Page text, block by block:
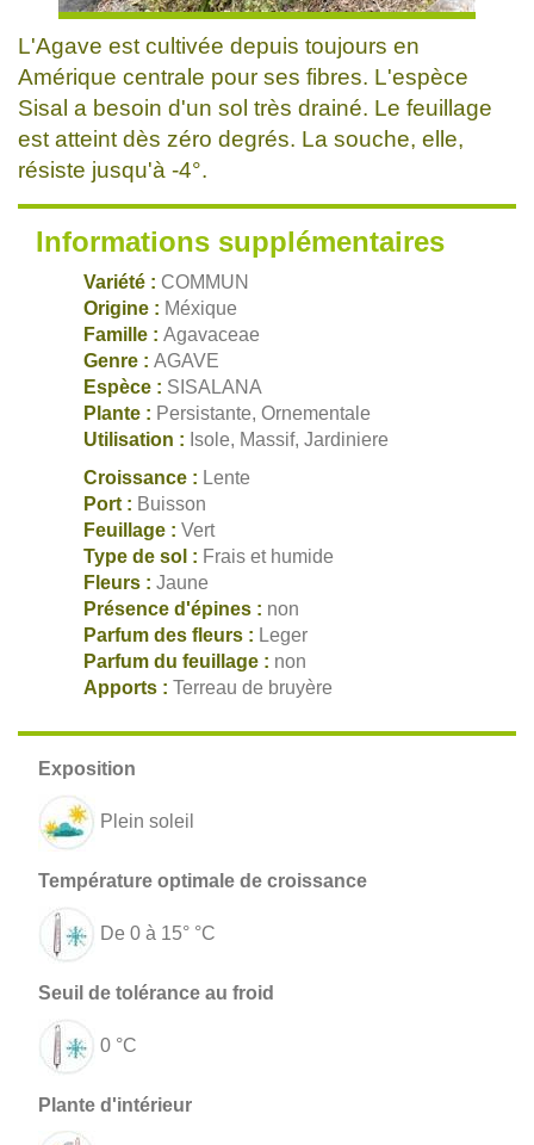
L'Agave est cultivée depuis toujours en
Amérique centrale pour ses fibres. L'espèce
Sisal a besoin d'un sol très drainé. Le feuillage
est atteint dès zéro degrés. La souche, elle,
résiste jusqu'à -4°.
Informations supplémentaires
Variété : COMMUN
Origine : Méxique
Famille : Agavaceae
Genre : AGAVE
Espèce : SISALANA
Plante : Persistante, Ornementale
Utilisation : Isole, Massif, Jardiniere
Croissance : Lente
Port : Buisson
Feuillage : Vert
Type de sol : Frais et humide
Fleurs : Jaune
Présence d'épines : non
Parfum des fleurs : Leger
Parfum du feuillage : non
Apports : Terreau de bruyère
Plein soleil
De 0 à 15° °C
0 °C